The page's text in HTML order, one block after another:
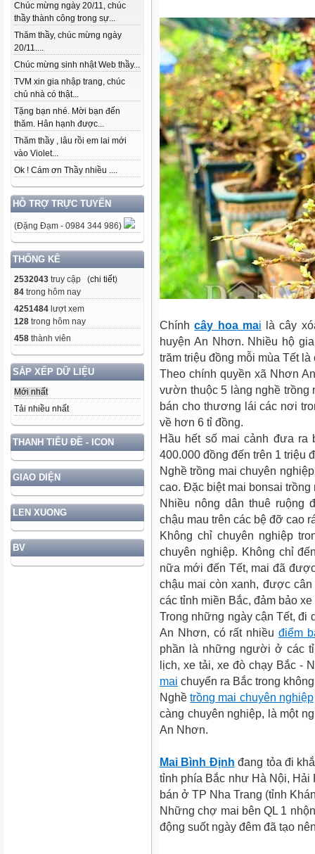
Chúc mừng ngày 20/11, chúc
thầy thành công trong sự...
Thăm thầy, chúc mừng ngày
20/11....
Chúc mừng sinh nhật Web thầy...
TVM xin gia nhập trang, chúc
chủ nhà có thật...
Tặng bạn nhé. Mời bạn đến
thăm. Hân hạnh được...
Thăm thầy , lâu rồi em lai mới
vào Violet...
Ok ! Cám ơn Thầy nhiều ....
HỖ TRỢ TRỰC TUYẾN
(Đặng Đạm - 0984 344 986)
THỐNG KÊ
2532043 truy cập (chi tiết)
84 trong hôm nay
4251484 lượt xem
128 trong hôm nay
458 thành viên
SẮP XẾP DỮ LIỆU
Mới nhất
Tải nhiều nhất
THANH TIÊU ĐỀ - ICON
GIAO DIỆN
LEN XUONG
BV
Chínhcây hoa mai là cây
huyện An Nhơn. Nhiều hộ
trăm triệu đồng mỗi mùa Tết
Theo chính quyền xã Nhơn
vườn thuộc 5 làng nghề trồng
bán cho thương lái các nơi
về hơn 6 tỉ đồng.
Hầu hết số mai cảnh đưa
400.000 đồng đến trên 1 triệu
Nghề trồng mai chuyên
cao. Đặc biệt mai bonsai
Nhiều nông dân thuê ruộng
chậu mau trên các bệ đỡ cao
Không chỉ chuyên nghiệp
chuyên nghiệp. Không chỉ
nữa mới đến Tết, mai đã
chậu mai còn xanh, được
các tỉnh miền Bắc, đảm bảo
Trong những ngày cận Tết, đi
An Nhơn, có rất nhiều điểm
phần là những người ở các
lịch, xe tải, xe đò chạy Bắc -
mai chuyển ra Bắc trong
Nghềtrồng mai chuyên nghiệp
càng chuyên nghiệp, là một
An Nhơn.
Mai Bình Định đang tỏa đi
tỉnh phía Bắc như Hà Nội, Hải
bán ở TP Nha Trang (tỉnh
Những chợ mai bên QL 1
động suốt ngày đêm đã tạo